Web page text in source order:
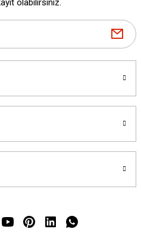
olabilirsiniz.